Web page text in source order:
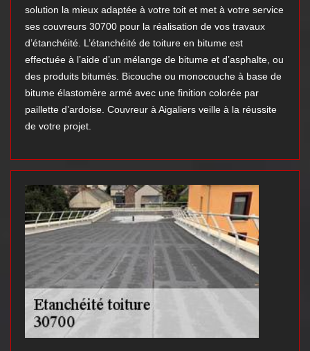
solution la mieux adaptée à votre toit et met à votre service
ses couvreurs 30700 pour la réalisation de vos travaux
d’étanchéité. L’étanchéité de toiture en bitume est
effectuée à l’aide d’un mélange de bitume et d’asphalte, ou
des produits bitumés. Bicouche ou monocouche à base de
bitume élastomère armé avec une finition colorée par
paillette d’ardoise. Couvreur à Aigaliers veille à la réussite
de votre projet.